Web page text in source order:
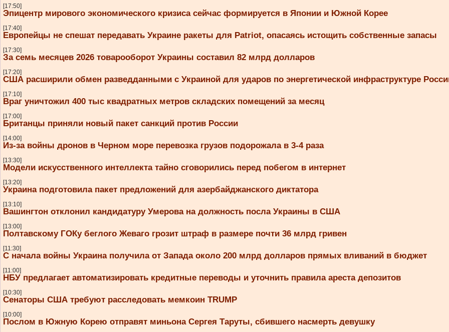
[17:50]
Эпицентр мирового экономического кризиса сейчас формируется в Японии и Южной Корее
[17:40]
Европейцы не спешат передавать Украине ракеты для Patriot, опасаясь истощить собственные запасы
[17:30]
За семь месяцев 2026 товарооборот Украины составил 82 млрд долларов
[17:20]
США расширили обмен разведданными с Украиной для ударов по энергетической инфраструктуре
[17:10]
Враг уничтожил 400 тыс квадратных метров складских помещений за месяц
[17:00]
Британцы приняли новый пакет санкций против России
[14:00]
Из-за войны дронов в Черном море перевозка грузов подорожала в 3-4 раза
[13:30]
Модели искусственного интеллекта тайно сговорились перед побегом в интернет
[13:20]
Украина подготовила пакет предложений для азербайджанского диктатора
[13:10]
Вашингтон отклонил кандидатуру Умерова на должность посла Украины в США
[13:00]
Полтавскому ГОКу беглого Жеваго грозит штраф в размере почти 36 млрд гривен
[11:30]
С начала войны Украина получила от Запада около 200 млрд долларов прямых вливаний в бюджет
[11:00]
НБУ предлагает автоматизировать кредитные переводы и уточнить правила ареста депозитов
[10:30]
Сенаторы США требуют расследовать мемкоин TRUMP
[10:00]
Послом в Южную Корею отправят миньона Сергея Таруты, сбившего насмерть девушку